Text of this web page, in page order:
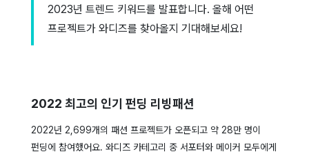
2023년 트렌드 키워드를 발표합니다. 올해 어떤
프로젝트가 와디즈를 찾아올지 기대해보세요!
2022 최고의 인기 펀딩 리빙패션
2022년 2,699개의 패션 프로젝트가 오픈되고 약 28만 명이
펀딩에 참여했어요. 와디즈 카테고리 중 서포터와 메이커 모두에게